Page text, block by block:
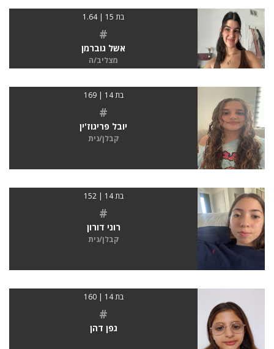
בת 15 | 1.64
#
אשל גוברמן
מצליב/ה
בת 14 | 169
#
יובל פריגוז'ין
קבלן/נית
בת 14 | 152
#
רוני דורון
קבלן/נית
בת 14 | 160
#
גפן דהן